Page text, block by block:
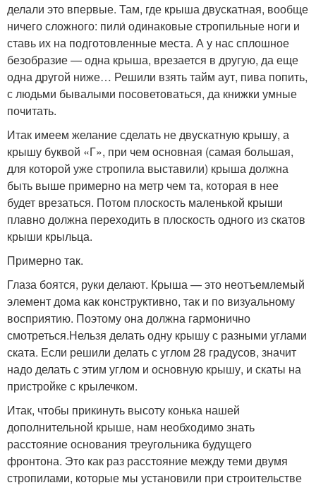
делали это впервые. Там, где крыша двускатная, вообще
ничего сложного: пили́ одинаковые стропильные ноги и
ставь их на подготовленные места. А у нас сплошное
безобразие — одна крыша, врезается в другую, да еще
одна другой ниже… Решили взять тайм аут, пива попить,
с людьми бывалыми посоветоваться, да книжки умные
почитать.
Итак имеем желание сделать не двускатную крышу, а
крышу буквой «Г», при чем основная (самая большая,
для которой уже стропила выставили) крыша должна
быть выше примерно на метр чем та, которая в нее
будет врезаться. Потом плоскость маленькой крыши
плавно должна переходить в плоскость одного из скатов
крыши крыльца.
Примерно так.
Глаза боятся, руки делают. Крыша — это неотъемлемый
элемент дома как конструктивно, так и по визуальному
восприятию. Поэтому она должна гармонично
смотреться.Нельзя делать одну крышу с разными углами
ската. Если решили делать с углом 28 градусов, значит
надо делать с этим углом и основную крышу, и скаты на
пристройке с крылечком.
Итак, чтобы прикинуть высоту конька нашей
дополнительной крыше, нам необходимо знать
расстояние основания треугольника будущего
фронтона. Это как раз расстояние между теми двумя
стропилами, которые мы установили при строительстве